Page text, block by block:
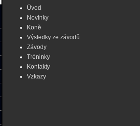
Úvod
Novinky
Koně
Výsledky ze závodů
Závody
Tréninky
Kontakty
Vzkazy